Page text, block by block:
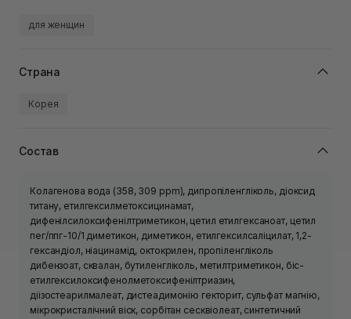
для женщин
Страна
Корея
Состав
Колагенова вода (358, 309 ppm), дипропіленгліколь, діоксид
титану, етилгексилметоксицинамат,
дифенілсилоксифенілтриметикон, цетил етилгексаноат, цетил
пег/ппг-10/1 диметикон, диметикон, етилгексилсаліцилат, 1,2-
гександіол, ніацинамід, октокрилен, пропіленгліколь
дибензоат, сквалан, бутиленгліколь, метилтриметикон, біс-
етилгексилоксифенолметоксифенілтриазин,
діізостеарилмалеат, дистеадимонію гекторит, сульфат магнію,
мікрокристалічний віск, сорбітан сесквіолеат, синтетичний